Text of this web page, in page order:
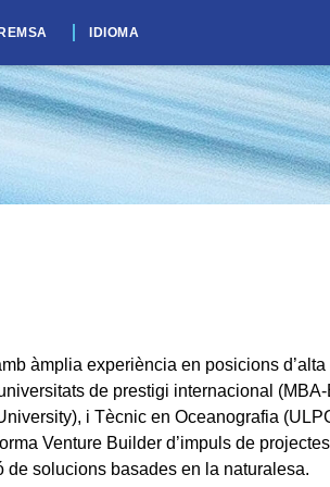
IDIOMA
àmplia experiència en posicions
de prestigi internacional
i Tècnic en Oceanografia
Venture Builder d’impuls de
de solucions basades en la naturalesa.